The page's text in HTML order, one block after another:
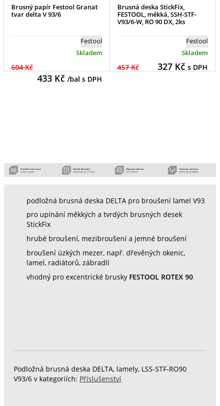
Brusný papír Festool Granat
tvar delta V 93/6
Festool
Skladem
604 Kč
433Kč /bal s DPH
Brusná deska StickFix,
FESTOOL, měkká, SSH-STF-
V93/6-W, RO 90 DX, 2ks
Festool
Skladem
457 Kč 327Kč s DPH
podložná brusná deska DELTA pro broušení lamel V93
pro upínání měkkých a tvrdých brusných desek
StickFix
hrubé broušení, mezibroušení a jemné broušení
broušení úzkých mezer, např. dřevěných okenic,
lamel, radiátorů, zábradlí
vhodný pro excentrické brusky FESTOOL ROTEX 90
Podložná brusná deska DELTA, lamely, LSS-STF-RO90
V93/6 v kategoriích: Příslušenství